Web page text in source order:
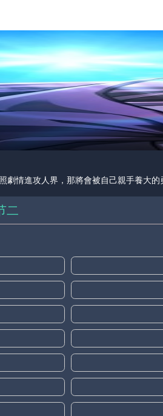
情進攻人界，那將會被自己親手養大
二